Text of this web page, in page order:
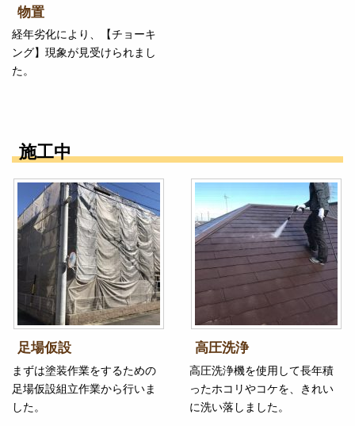
物置
経年劣化により、【チョーキ
ング】現象が見受けられまし
た。
施工中
足場仮設
まずは塗装作業をするための
足場仮設組立作業から行いま
した。
高圧洗浄
高圧洗浄機を使用して長年積
ったホコリやコケを、きれい
に洗い落しました。